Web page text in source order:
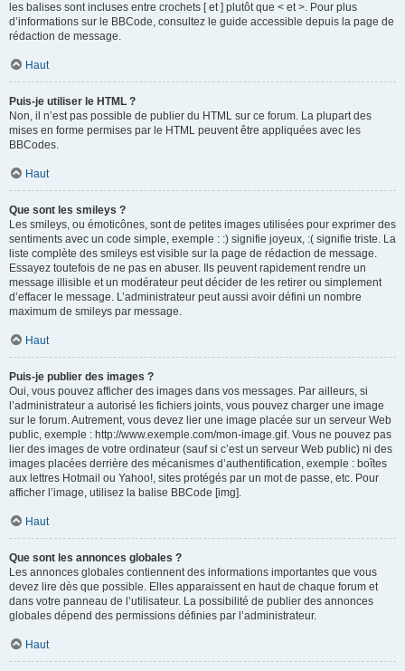
les balises sont incluses entre crochets [ et ] plutôt que < et >. Pour plus
d’informations sur le BBCode, consultez le guide accessible depuis la page de
rédaction de message.
Haut
Puis-je utiliser le HTML ?
Non, il n’est pas possible de publier du HTML sur ce forum. La plupart des
mises en forme permises par le HTML peuvent être appliquées avec les
BBCodes.
Haut
Que sont les smileys ?
Les smileys, ou émoticônes, sont de petites images utilisées pour exprimer des
sentiments avec un code simple, exemple : :) signifie joyeux, :( signifie triste. La
liste complète des smileys est visible sur la page de rédaction de message.
Essayez toutefois de ne pas en abuser. Ils peuvent rapidement rendre un
message illisible et un modérateur peut décider de les retirer ou simplement
d’effacer le message. L’administrateur peut aussi avoir défini un nombre
maximum de smileys par message.
Haut
Puis-je publier des images ?
Oui, vous pouvez afficher des images dans vos messages. Par ailleurs, si
l’administrateur a autorisé les fichiers joints, vous pouvez charger une image
sur le forum. Autrement, vous devez lier une image placée sur un serveur Web
public, exemple : http://www.exemple.com/mon-image.gif. Vous ne pouvez pas
lier des images de votre ordinateur (sauf si c’est un serveur Web public) ni des
images placées derrière des mécanismes d’authentification, exemple : boîtes
aux lettres Hotmail ou Yahoo!, sites protégés par un mot de passe, etc. Pour
afficher l’image, utilisez la balise BBCode [img].
Haut
Que sont les annonces globales ?
Les annonces globales contiennent des informations importantes que vous
devez lire dès que possible. Elles apparaissent en haut de chaque forum et
dans votre panneau de l’utilisateur. La possibilité de publier des annonces
globales dépend des permissions définies par l’administrateur.
Haut